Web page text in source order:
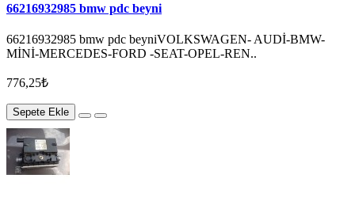
66216932985 bmw pdc beyni
66216932985 bmw pdc beyniVOLKSWAGEN- AUDİ-BMW-
MİNİ-MERCEDES-FORD -SEAT-OPEL-REN..
776,25₺
Sepete Ekle